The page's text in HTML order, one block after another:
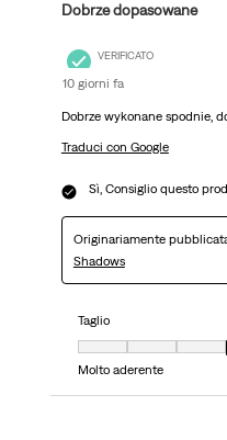
Dobrze dopasowane
VERIFICATO
10 giorni fa
Dobrze wykonane spodnie,
Traduci con Google
Sì, Consiglio questo
Originariamente
Shadows
Taglio
Taglio, 4 su 7, dove 1 è
Molto aderente